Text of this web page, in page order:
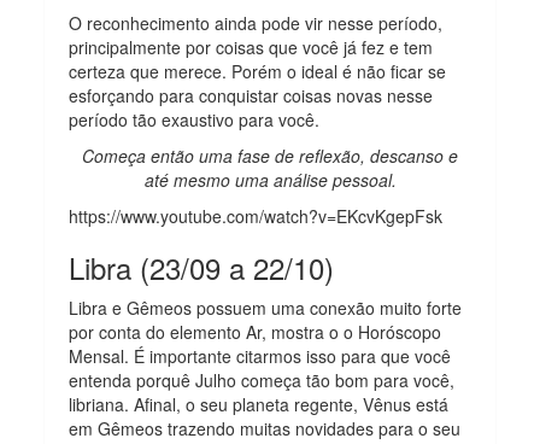
O reconhecimento ainda pode vir nesse período,
principalmente por coisas que você já fez e tem
certeza que merece. Porém o ideal é não ficar se
esforçando para conquistar coisas novas nesse
período tão exaustivo para você.
Começa então uma fase de reflexão, descanso e
até mesmo uma análise pessoal.
https://www.youtube.com/watch?v=EKcvKgepFsk
Libra (23/09 a 22/10)
Libra e Gêmeos possuem uma conexão muito forte
por conta do elemento Ar, mostra o o Horóscopo
Mensal. É importante citarmos isso para que você
entenda porquê Julho começa tão bom para você,
libriana. Afinal, o seu planeta regente, Vênus está
em Gêmeos trazendo muitas novidades para o seu